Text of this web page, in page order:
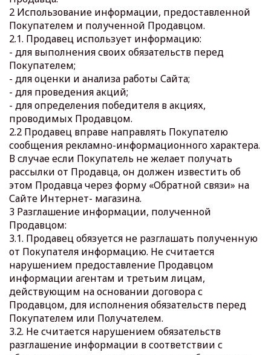
2 Использование информации, предоставленной
Покупателем и полученной Продавцом.
2.1. Продавец использует информацию:
- для выполнения своих обязательств перед
Покупателем;
- для оценки и анализа работы Сайта;
- для проведения акций;
- для определения победителя в акциях,
проводимых Продавцом.
2.2 Продавец вправе направлять Покупателю
сообщения рекламно-информационного характера.
В случае если Покупатель не желает получать
рассылки от Продавца, он должен известить об
этом Продавца через форму «Обратной связи» на
Сайте Интернет- магазина.
3 Разглашение информации, полученной
Продавцом:
3.1. Продавец обязуется не разглашать полученную
от Покупателя информацию. Не считается
нарушением предоставление Продавцом
информации агентам и третьим лицам,
действующим на основании договора с
Продавцом, для исполнения обязательств перед
Покупателем или Получателем.
3.2. Не считается нарушением обязательств
разглашение информации в соответствии с